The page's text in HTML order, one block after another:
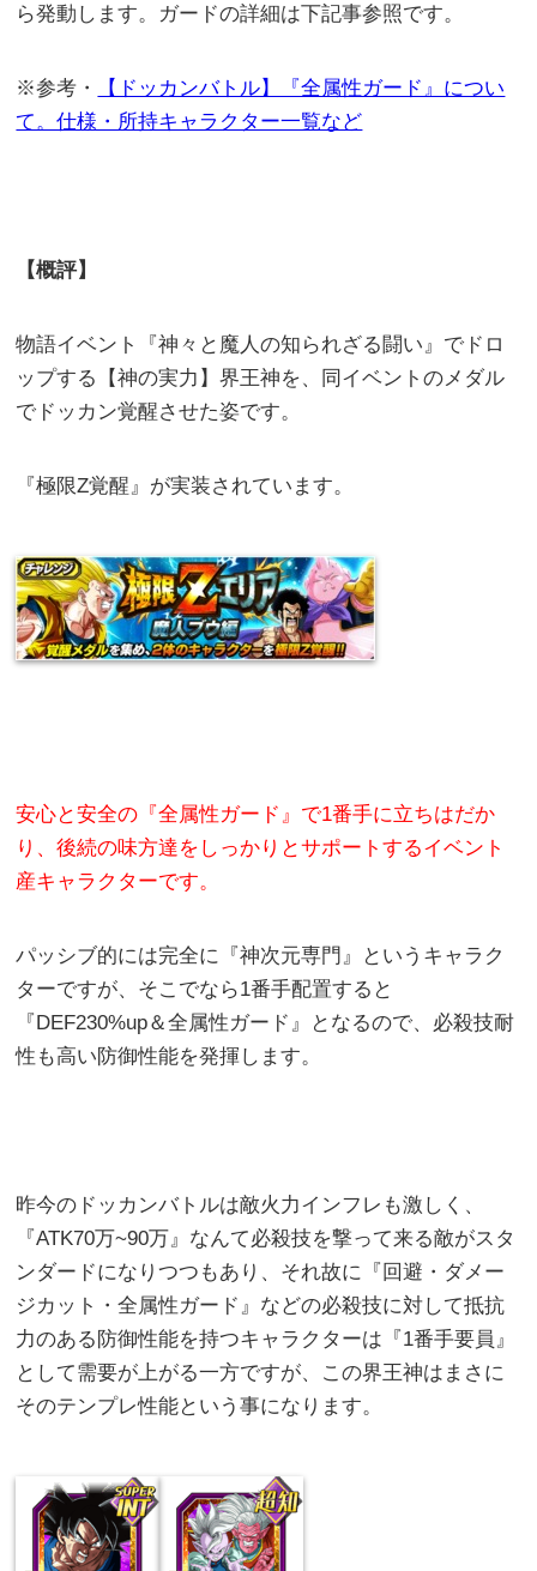
ら発動します。ガードの詳細は下記事参照です。
※参考・
【ドッカンバトル】『全属性ガード』につい
て。仕様・所持キャラクター一覧など
【概評】
物語イベント『神々と魔人の知られざる闘い』でドロ
ップする【神の実力】界王神を、同イベントのメダル
でドッカン覚醒させた姿です。
『極限Z覚醒』が実装されています。
安心と安全の『全属性ガード』で1番手に立ちはだか
り、後続の味方達をしっかりとサポートするイベント
産キャラクターです。
パッシブ的には完全に『神次元専門』というキャラク
ターですが、そこでなら1番手配置すると
『DEF230%up＆全属性ガード』となるので、必殺技耐
性も高い防御性能を発揮します。
昨今のドッカンバトルは敵火力インフレも激しく、
『ATK70万~90万』なんて必殺技を撃って来る敵がスタ
ンダードになりつつもあり、それ故に『回避・ダメー
ジカット・全属性ガード』などの必殺技に対して抵抗
力のある防御性能を持つキャラクターは『1番手要員』
として需要が上がる一方ですが、この界王神はまさに
そのテンプレ性能という事になります。